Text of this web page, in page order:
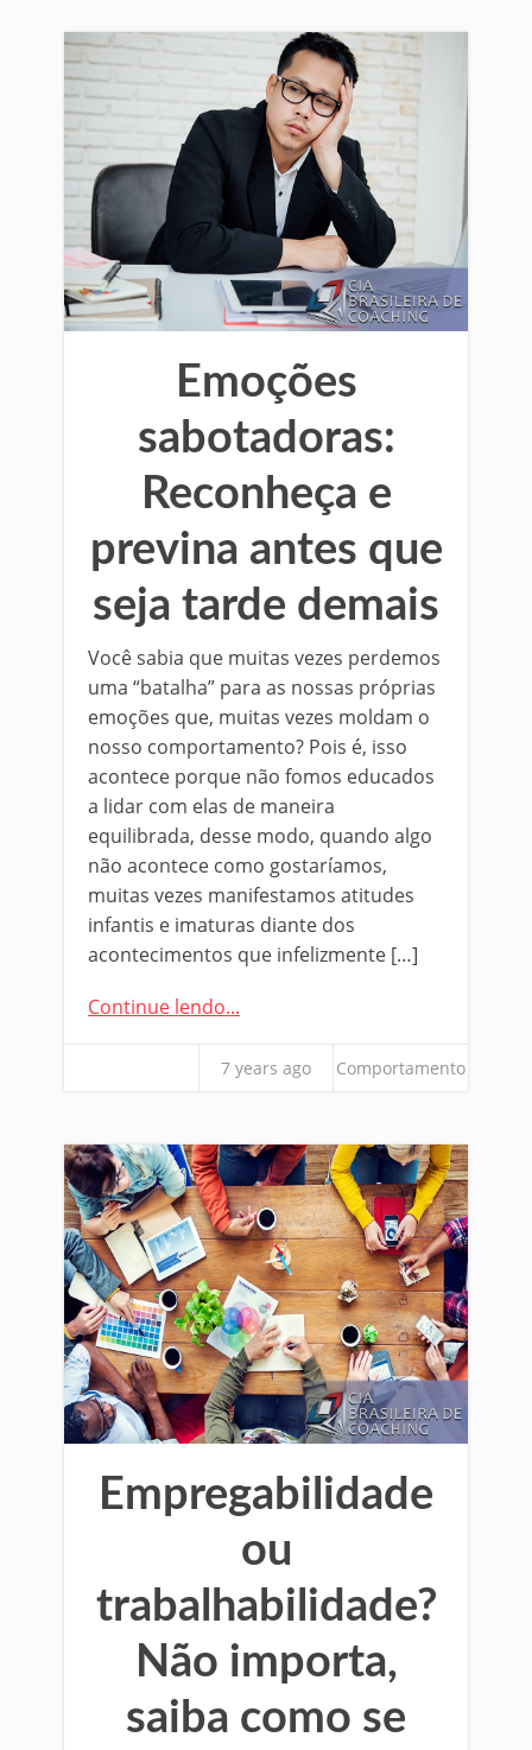
Emoções
sabotadoras:
Reconheça e
previna antes que
seja tarde demais
Você sabia que muitas vezes perdemos
uma “batalha” para as nossas próprias
emoções que, muitas vezes moldam o
nosso comportamento? Pois é, isso
acontece porque não fomos educados
a lidar com elas de maneira
equilibrada, desse modo, quando algo
não acontece como gostaríamos,
muitas vezes manifestamos atitudes
infantis e imaturas diante dos
acontecimentos que infelizmente […]
Continue lendo...
7 years ago Comportamento
Empregabilidade
ou
trabalhabilidade?
Não importa,
saiba como se